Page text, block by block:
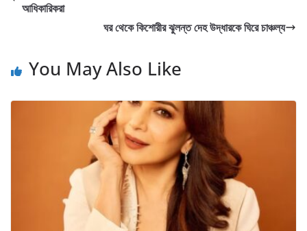
আধিকারিকরা
ঘর থেকে কিশোরীর ঝুলন্ত দেহ উদ্ধারকে ঘিরে চাঞ্চল্য
You May Also Like